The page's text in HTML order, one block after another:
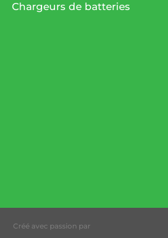
Chargeurs de batteries
Créé avec passion par